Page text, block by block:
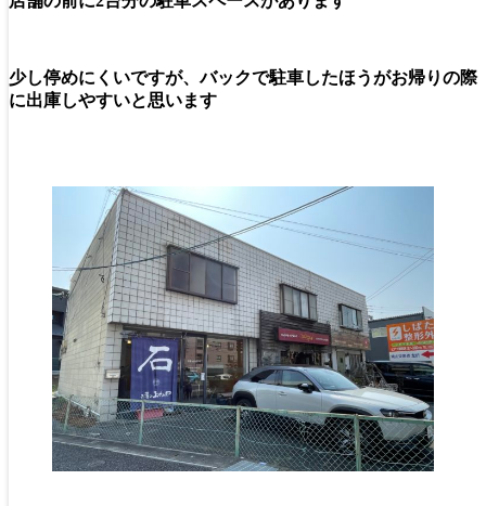
少し停めにくいですが、バックで駐車したほうがお帰りの際
に出庫しやすいと思います